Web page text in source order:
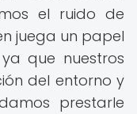
el ruido de
juega un papel
que nuestros
del entorno y
prestarle